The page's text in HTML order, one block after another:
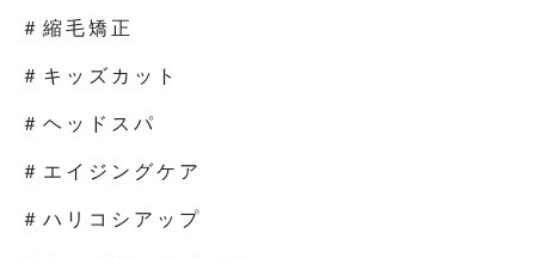
＃縮毛矯正
＃キッズカット
＃ヘッドスパ
＃エイジングケア
＃ハリコシアップ